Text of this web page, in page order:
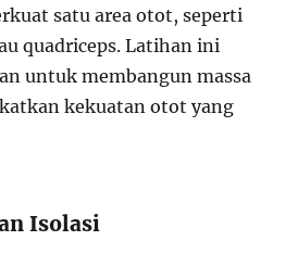
satu area otot, seperti
quadriceps. Latihan ini
untuk membangun massa
kekuatan otot yang
Isolasi